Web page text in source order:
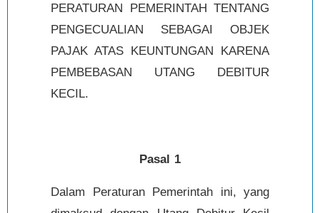
PERATURAN PEMERINTAH TENTANG
PENGECUALIAN SEBAGAI OBJEK
PAJAK ATAS KEUNTUNGAN KARENA
PEMBEBASAN UTANG DEBITUR
KECIL.
Pasal 1
Dalam Peraturan Pemerintah ini, yang